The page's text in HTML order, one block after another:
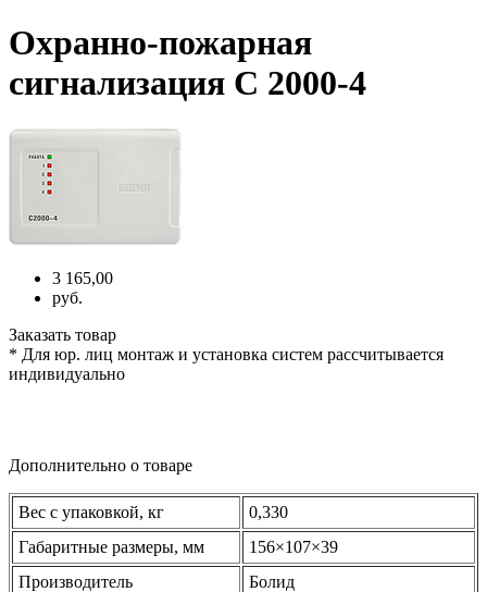
Охранно-пожарная
сигнализация С 2000-4
3 165,00
руб.
Заказать товар
* Для юр. лиц монтаж и установка систем рассчитывается
индивидуально
Дополнительно о товаре
Вес с упаковкой, кг
0,330
Габаритные размеры, мм
156×107×39
Производитель
Болид